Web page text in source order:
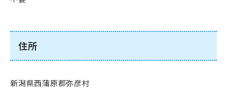
住所
新潟県西蒲原郡弥彦村